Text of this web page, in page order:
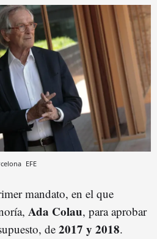
EFE
mandato, en el que
Ada Colau, para aprobar
de 2017 y 2018.